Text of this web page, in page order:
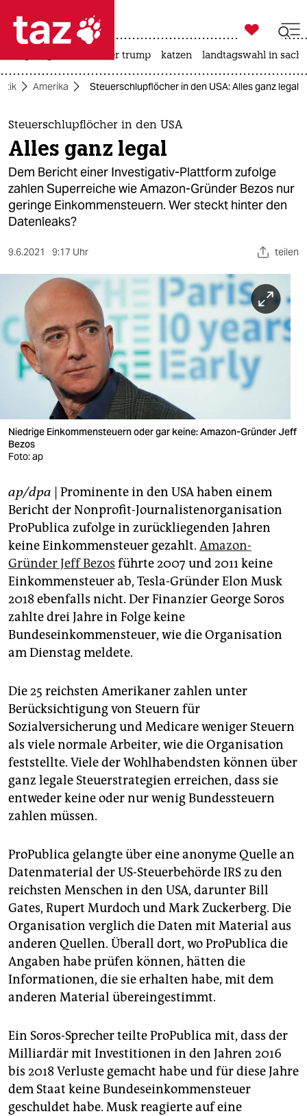
 taz zahl ich
taz zahl ich
themen
politik
öko
gesellschaft
kultur
sport
berlin
nord
wahrheit
verlag
veranstaltungen
fragen & hilfe
unterstützen
abo
genossenschaft
epaper login

taz zahl ich
usa unter trump katzen landtagswahl in
Amerika Steuerschlupflöcher in den USA: Alles ganz legal
Steuerschlupflöcher in den USA
Alles ganz legal
Dem Bericht einer Investigativ-Plattform zufolge
zahlen Superreiche wie Amazon-Gründer Bezos nur
geringe Einkommensteuern. Wer steckt hinter den
Datenleaks?
9.6.2021 9:17 Uhr teilen
Niedrige Einkommensteuern oder gar keine: Amazon-Gründer Jeff
Bezos
Foto: ap
ap/dpa | Prominente in den USA haben einem
Bericht der Nonprofit-Journalistenorganisation
ProPublica zufolge in zurückliegenden Jahren
keine Einkommensteuer gezahlt. Amazon-
Gründer Jeff Bezos führte 2007 und 2011 keine
Einkommensteuer ab, Tesla-Gründer Elon Musk
2018 ebenfalls nicht. Der Finanzier George Soros
zahlte drei Jahre in Folge keine
Bundeseinkommensteuer, wie die Organisation
am Dienstag meldete.
Die 25 reichsten Amerikaner zahlen unter
Berücksichtigung von Steuern für
Sozialversicherung und Medicare weniger Steuern
als viele normale Arbeiter, wie die Organisation
feststellte. Viele der Wohlhabendsten können über
ganz legale Steuerstrategien erreichen, dass sie
entweder keine oder nur wenig Bundessteuern
zahlen müssen.
ProPublica gelangte über eine anonyme Quelle an
Datenmaterial der US-Steuerbehörde IRS zu den
reichsten Menschen in den USA, darunter Bill
Gates, Rupert Murdoch und Mark Zuckerberg. Die
Organisation verglich die Daten mit Material aus
anderen Quellen. Überall dort, wo ProPublica die
Angaben habe prüfen können, hätten die
Informationen, die sie erhalten habe, mit dem
anderen Material übereingestimmt.
Ein Soros-Sprecher teilte ProPublica mit, dass der
Milliardär mit Investitionen in den Jahren 2016
bis 2018 Verluste gemacht habe und für diese Jahre
dem Staat keine Bundeseinkommensteuer
geschuldet habe. Musk reagierte auf eine